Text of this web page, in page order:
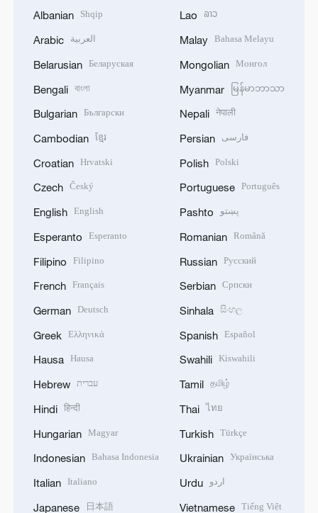
Albanian Shqip
Arabic العربية
Belarusian Беларуская
Bengali বাংলা
Bulgarian Български
Cambodian ខ្មែរ
Croatian Hrvatski
Czech Český
English English
Esperanto Esperanto
Filipino Filipino
French Français
German Deutsch
Greek Ελληνικά
Hausa Hausa
Hebrew עברית
Hindi हिन्दी
Hungarian Magyar
Indonesian Bahasa Indonesia
Italian Italiano
Japanese 日本語
Lao ລາວ
Malay Bahasa Melayu
Mongolian Монгол
Myanmar မြန်မာဘာသာ
Nepali नेपाली
Persian فارسی
Polish Polski
Portuguese Português
Pashto پښتو
Romanian Română
Russian Русский
Serbian Српски
Sinhala සිංහල
Spanish Español
Swahili Kiswahili
Tamil தமிழ்
Thai ไทย
Turkish Türkçe
Ukrainian Українська
Urdu اردو
Vietnamese Tiếng Việt